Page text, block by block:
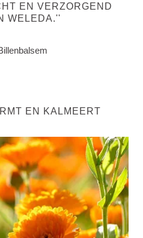
EN VERZORGEND
WELEDA.''
EN KALMEERT